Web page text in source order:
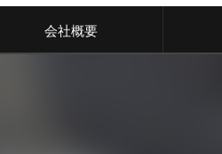
会社概要